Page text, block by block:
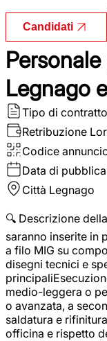
Candidati
Legnago
Tipo di contratto
Retribuzione
Codice
Data di
Città Legnago
🔍 Descrizione
saranno inserite in
a filo MIG su
disegni tecnici e
medio-leggera o
o avanzata, a
saldatura e
officina e rispetto